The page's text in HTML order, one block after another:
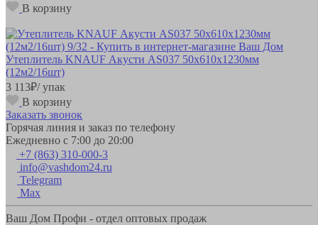
В корзину
Утеплитель KNAUF Акусти AS037 50х610х1230мм
(12м2/16шт)
3 113₽/ упак
В корзину
Заказать звонок
Горячая линия и заказ по телефону
Ежедневно с 7:00 до 20:00
+7 (863) 310-000-3
info@vashdom24.ru
Telegram
Max
Ваш Дом Профи - отдел оптовых продаж